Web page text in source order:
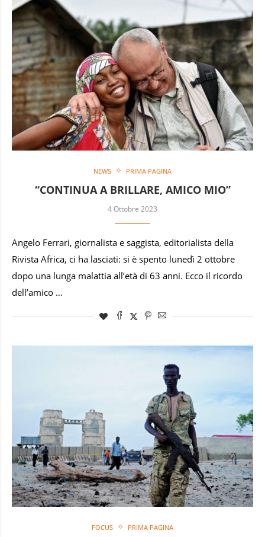
NEWS PRIMA PAGINA
“CONTINUA A BRILLARE, AMICO MIO”
4 Ottobre 2023
Angelo Ferrari, giornalista e saggista, editorialista della
Rivista Africa, ci ha lasciati: si è spento lunedì 2 ottobre
dopo una lunga malattia all’età di 63 anni. Ecco il ricordo
dell’amico …
FOCUS PRIMA PAGINA